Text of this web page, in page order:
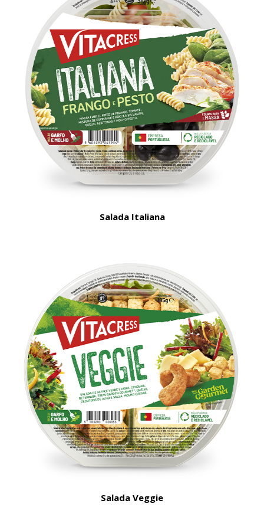
Salada Italiana
Salada Veggie